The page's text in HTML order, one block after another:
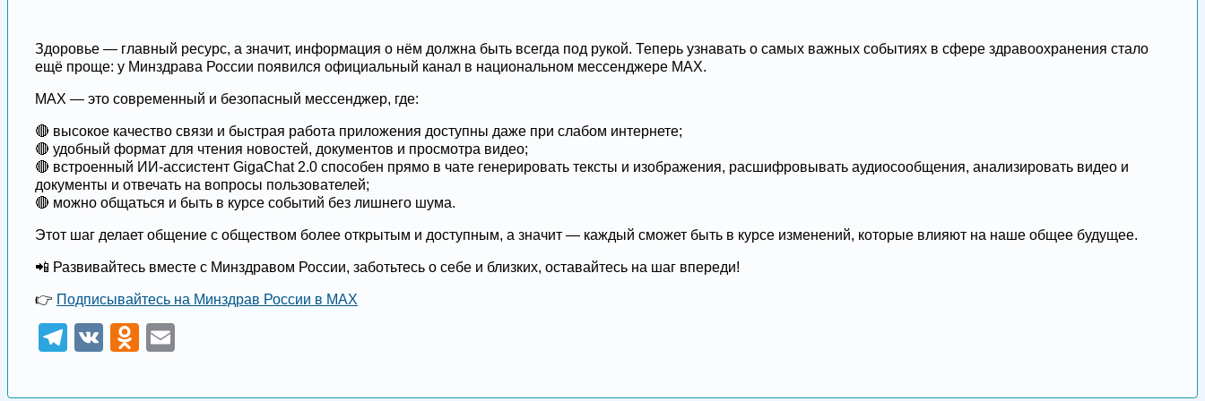
Здоровье — главный ресурс, а значит, информация о нём должна быть всегда под рукой. Теперь узнавать о самых важных событиях в сфере здравоохранения стало
ещё проще: у Минздрава России появился официальный канал в национальном мессенджере МАХ.
МАХ — это современный и безопасный мессенджер, где:
🔴 высокое качество связи и быстрая работа приложения доступны даже при слабом интернете;
🔴 удобный формат для чтения новостей, документов и просмотра видео;
🔴 встроенный ИИ-ассистент GigaChat 2.0 способен прямо в чате генерировать тексты и изображения, расшифровывать аудиосообщения, анализировать видео и
документы и отвечать на вопросы пользователей;
🔴 можно общаться и быть в курсе событий без лишнего шума.
Этот шаг делает общение с обществом более открытым и доступным, а значит — каждый сможет быть в курсе изменений, которые влияют на наше общее будущее.
📲 Развивайтесь вместе с Минздравом России, заботьтесь о себе и близких, оставайтесь на шаг впереди!
👉 Подписывайтесь на Минздрав России в МАХ
Telegram
VK Odnoklassniki